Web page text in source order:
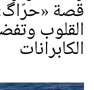
قصة
القلوب
الكابرانات